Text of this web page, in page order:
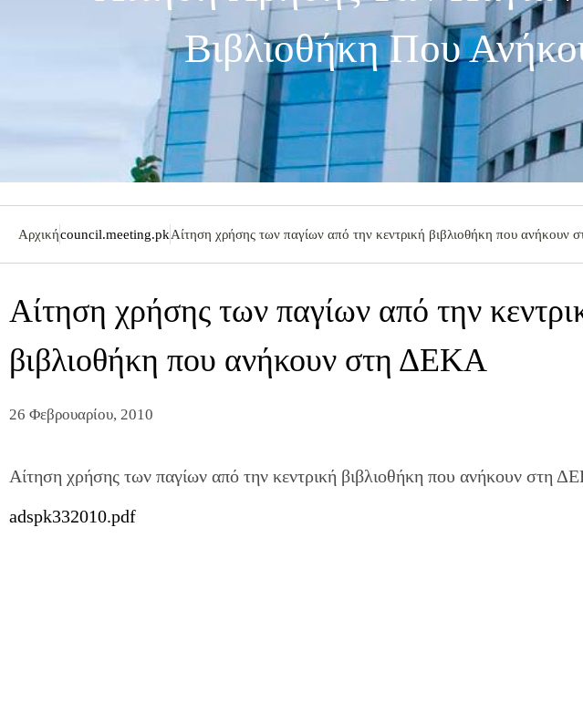
Βιβλιοθήκη Που
Αρχικήcouncil.meeting.pkΑίτηση χρήσης των παγίων από την κεντρική βιβλιοθήκη που ανήκουν
Αίτηση χρήσης των παγίων από την
βιβλιοθήκη που ανήκουν στη ΔΕΚΑ
26 Φεβρουαρίου, 2010
Αίτηση χρήσης των παγίων από την κεντρική βιβλιοθήκη που ανήκουν στη
adspk332010.pdf